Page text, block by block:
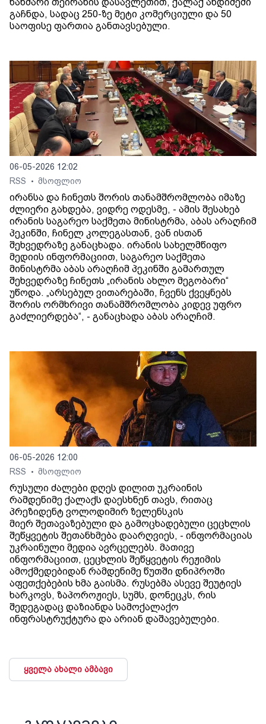
გაჩნდა, სადაც 250-ზე მეტი კომერციული და 50
საოფისე ფართია განთავსებული.
06-05-2026 12:02
RSS
• მსოფლიო
ირანსა და ჩინეთს შორის თანამშრომლობა იმაზე
ძლიერი გახდება, ვიდრე ოდესმე, - ამის შესახებ
ირანის საგარეო საქმეთა მინისტრმა, აბას არაღჩიმ
პეკინში, ჩინელ კოლეგასთან, ვან ისთან
შეხვედრაზე განაცხადა. ირანის სახელმწიფო
მედიის ინფორმაციით, საგარეო საქმეთა
მინისტრმა აბას არაღჩიმ პეკინში გამართულ
შეხვედრაზე ჩინეთს „ირანის ახლო მეგობარი“
უწოდა. „არსებულ ვითარებაში, ჩვენს ქვეყნებს
შორის ორმხრივი თანამშრომლობა კიდევ უფრო
გაძლიერდება“, - განაცხადა აბას არაღჩიმ.
06-05-2026 12:00
RSS
• მსოფლიო
რუსული ძალები დღეს დილით უკრაინის
რამდენიმე ქალაქს დაესხნენ თავს, რითაც
პრეზიდენტ ვოლოდიმირ ზელენსკის
მიერ შეთავაზებული და გამოცხადებული ცეცხლის
შეწყვეტის შეთანხმება დაარღვიეს, - ინფორმაციას
უკრაინული მედია ავრცელებს. მათივე
ინფორმაციით, ცეცხლის შეწყვეტის რეჟიმის
ამოქმედებიდან რამდენიმე წუთში დნიპროში
აფეთქებების ხმა გაისმა. რუსებმა ასევე შეუტიეს
ხარკოვს, ზაპოროჟიეს, სუმს, დონეცკს, რის
შედეგადაც დაზიანდა სამოქალაქო
ინფრასტრუქტურა და არიან დაშავებულები.
ყველა ახალი ამბავი